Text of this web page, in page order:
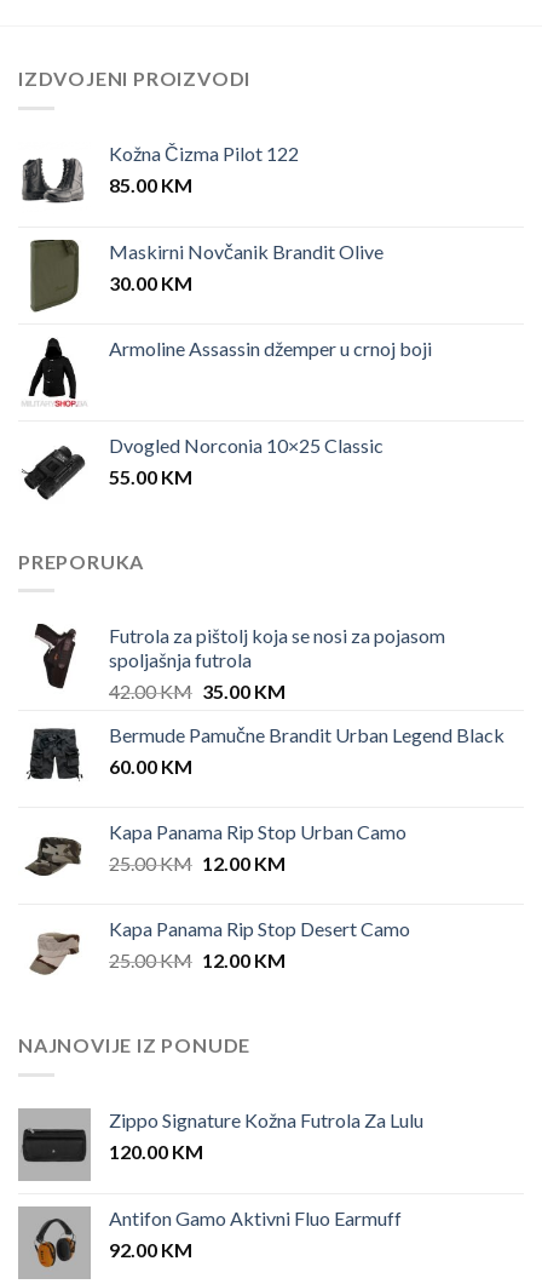
IZDVOJENI PROIZVODI
Kožna Čizma Pilot 122
85.00 KM
Maskirni Novčanik Brandit Olive
30.00 KM
Armoline Assassin džemper u crnoj boji
Dvogled Norconia 10×25 Classic
55.00 KM
PREPORUKA
Futrola za pištolj koja se nosi za pojasom
spoljašnja futrola
42.00KM Original
was:
35.00 KMCurrent
is:
Bermude Pamučne Brandit Urban Legend Black
60.00 KM
Kapa Panama Rip Stop Urban Camo
25.00KM Original
25.00 KM.
12.00 KMCurrent
12.00 KM.
Kapa Panama Rip Stop Desert Camo
25.00KM Original
25.00 KM.
12.00 KMCurrent
NAJNOVIJE IZ PONUDE
Zippo Signature Kožna Futrola Za Lulu
120.00 KM
Antifon Gamo Aktivni Fluo Earmuff
92.00 KM